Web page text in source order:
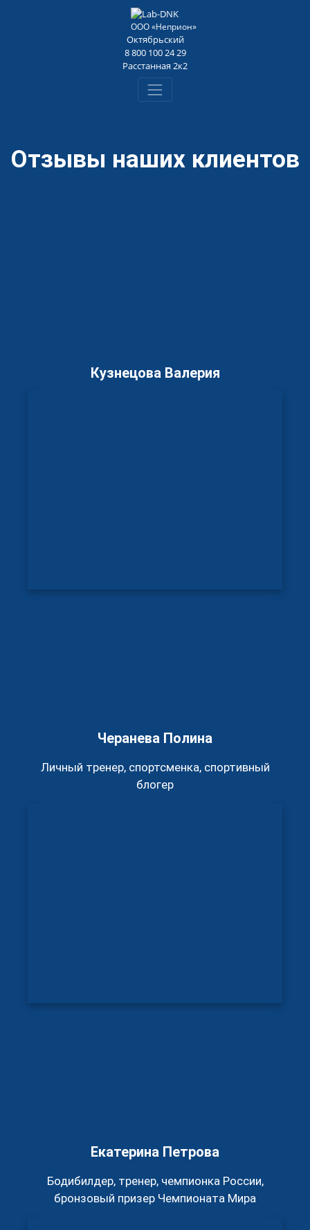
ООО «Неприон»
Октябрьский
8 800 100 24 29
Расстанная 2к2
Отзывы наших клиентов
Кузнецова Валерия
Черанева Полина
Личный тренер, спортсменка, спортивный
блогер
Екатерина Петрова
Бодибилдер, тренер, чемпионка России,
бронзовый призер Чемпионата Мира